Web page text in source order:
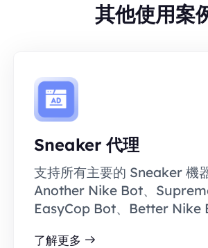
其他使用案
Sneaker 代理
支持所有主要的 Sneaker 機
Another Nike Bot、
EasyCop Bot、Better Nike
了解更多